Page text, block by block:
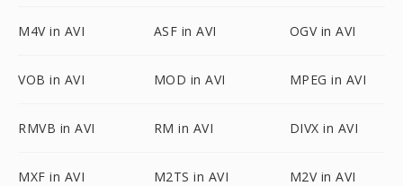
M4V in AVI ASF in AVI OGV in AVI
VOB in AVI MOD in AVI MPEG in AVI
RMVB in AVI RM in AVI DIVX in AVI
MXF in AVI M2TS in AVI M2V in AVI